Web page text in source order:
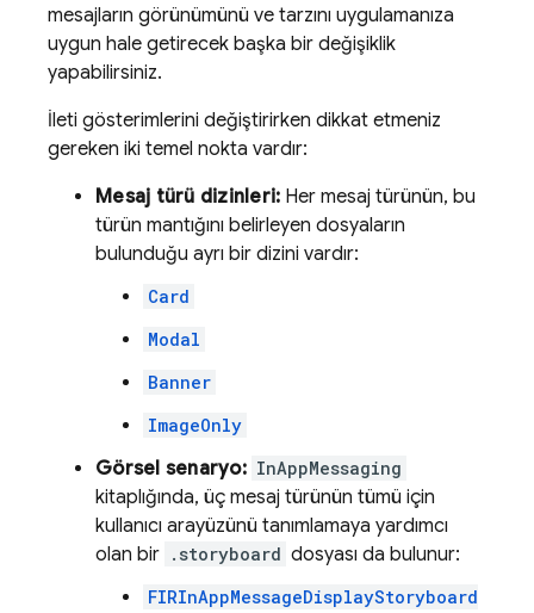
mesajların görünümünü ve tarzını uygulamanıza
uygun hale getirecek başka bir değişiklik
yapabilirsiniz.
İleti gösterimlerini değiştirirken dikkat etmeniz
gereken iki temel nokta vardır:
Mesaj türü dizinleri: Her mesaj türünün, bu
türün mantığını belirleyen dosyaların
bulunduğu ayrı bir dizini vardır:
Card
Modal
Banner
ImageOnly
Görsel senaryo: InAppMessaging
kitaplığında, üç mesaj türünün tümü için
kullanıcı arayüzünü tanımlamaya yardımcı
olan bir .storyboard dosyası da bulunur:
FIRInAppMessageDisplayStoryboard